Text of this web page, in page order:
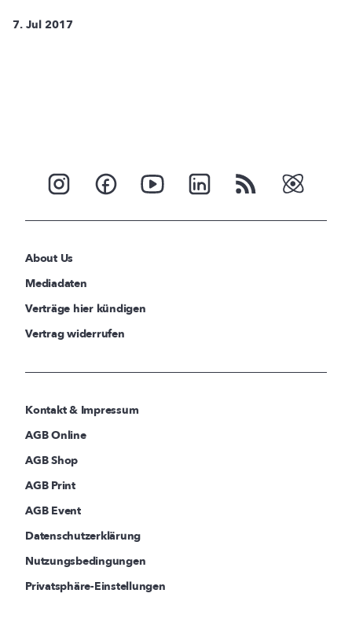
7. Jul 2017
About Us
Mediadaten
Verträge hier kündigen
Vertrag widerrufen
Kontakt & Impressum
AGB Online
AGB Shop
AGB Print
AGB Event
Datenschutzerklärung
Nutzungsbedingungen
Privatsphäre-Einstellungen